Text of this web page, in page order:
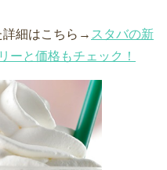
詳細はこちら→ スタバの新
ーと価格もチェック！